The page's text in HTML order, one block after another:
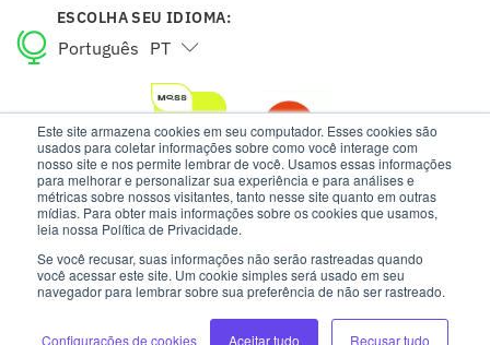
Este site armazena cookies em seu computador. Esses cookies são
usados para coletar informações sobre como você interage com
nosso site e nos permite lembrar de você. Usamos essas informações
para melhorar e personalizar sua experiência e para análises e
métricas sobre nossos visitantes, tanto nesse site quanto em outras
mídias. Para obter mais informações sobre os cookies que usamos,
leia nossa Política de Privacidade.
Se você recusar, suas informações não serão rastreadas quando
você acessar este site. Um cookie simples será usado em seu
navegador para lembrar sobre sua preferência de não ser rastreado.
Configurações de cookies Aceitar tudo Recusar tudo
ESCOLHA SEU IDIOMA:
Português PT
English EN
NOSSOS TERMOS DE USO E AVISO DE PRIVACIDADE.